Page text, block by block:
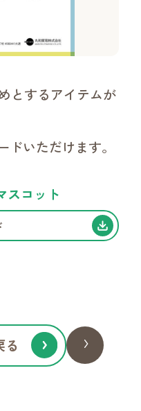
とするアイテムが
いただけます。
スコット
る